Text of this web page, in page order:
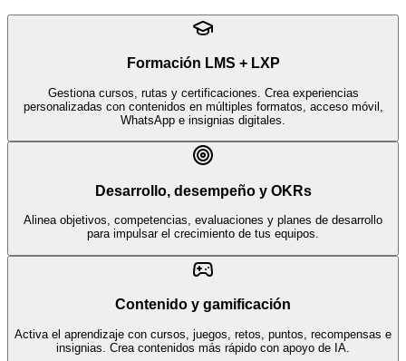
Formación LMS + LXP
Gestiona cursos, rutas y certificaciones. Crea experiencias
personalizadas con contenidos en múltiples formatos, acceso móvil,
WhatsApp e insignias digitales.
Desarrollo, desempeño y OKRs
Alinea objetivos, competencias, evaluaciones y planes de desarrollo
para impulsar el crecimiento de tus equipos.
Contenido y gamificación
Activa el aprendizaje con cursos, juegos, retos, puntos, recompensas e
insignias. Crea contenidos más rápido con apoyo de IA.